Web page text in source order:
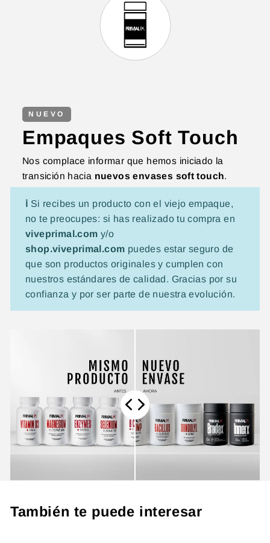
NUEVO
Empaques Soft Touch
Nos complace informar que hemos iniciado la
transición hacia nuevos envases soft touch.
ℹ️ Si recibes un producto con el viejo empaque,
no te preocupes: si has realizado tu compra en
viveprimal.com y/o
shop.viveprimal.com puedes estar seguro de
que son productos originales y cumplen con
nuestros estándares de calidad. Gracias por su
confianza y por ser parte de nuestra evolución.
También te puede interesar